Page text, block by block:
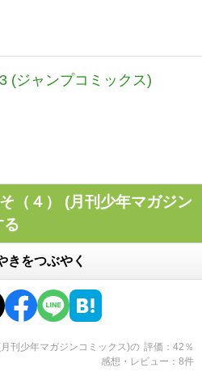
(ジャンプコミックス)
（４） (月刊少年マガジン
る
きをつぶやく
刊少年マガジンコミックス)の 評価 42 ％
感想・レビュー
8件